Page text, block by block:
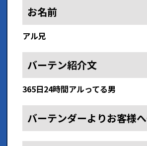
お名前
アル兄
バーテン紹介文
365日24時間アルってる男
バーテンダーよりお客様